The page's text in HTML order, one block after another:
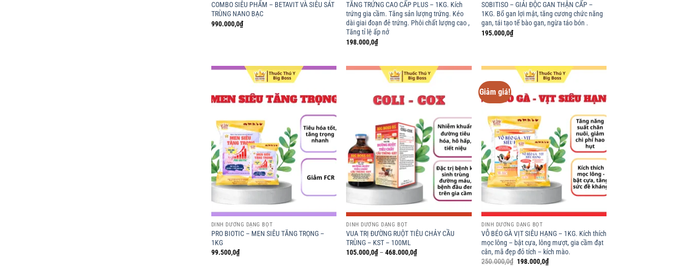
COMBO SIÊU PHẨM – BETAVIT VÀ SIÊU SÁT
TRÙNG NANO BẠC
990.000,0₫
TĂNG TRỨNG CAO CẤP PLUS – 1KG. Kích
trứng gia cầm. Tăng sản lượng trứng. Kéo
dài giai đoạn đẻ trứng. Phôi chất lượng cao ,
Tăng tỉ lệ ấp nở
198.000,0₫
SOBITISO – GIẢI ĐỘC GAN THẬN CẤP –
1KG. Bổ gan lợi mật, tăng cương chức năng
gan, tái tạo tế bào gan, ngừa táo bón .
195.000,0₫
Add to
wishlist
DINH DƯỠNG DẠNG BỘT
PRO BIOTIC – MEN SIÊU TĂNG TRỌNG –
1KG
99.500,0₫
wishlist
DINH DƯỠNG DẠNG BỘT
VUA TRỊ ĐƯỜNG RUỘT TIÊU CHẢY CẦU
TRÙNG – KST – 100ML
105.000,0₫ – 468.000,0₫Khoảng
giá:
Giảm giá!
Add to
wishlist
DINH DƯỠNG DẠNG BỘT
VỖ BÉO GÀ VỊT SIÊU HẠNG – 1KG. Kích thích
mọc lông – bật cựa, lông mượt, gia cầm đạt
cân, mã đẹp đỏ tích – kích mào.
250.000,0₫ Giá
198.000,0₫Giá
hiện